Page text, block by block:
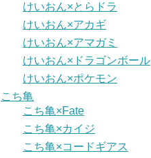
けいおん×とらドラ
けいおん×アカギ
けいおん×アマガミ
けいおん×ドラゴンボール
けいおん×ポケモン
こち亀
こち亀×Fate
こち亀×カイジ
こち亀×コードギアス